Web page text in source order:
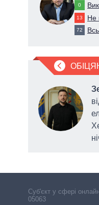
0
13 Не
72
Cуб'єкт у сфері
05063